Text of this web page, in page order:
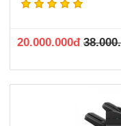
20.000.000đ
nhất hiện nay, hiệu quả